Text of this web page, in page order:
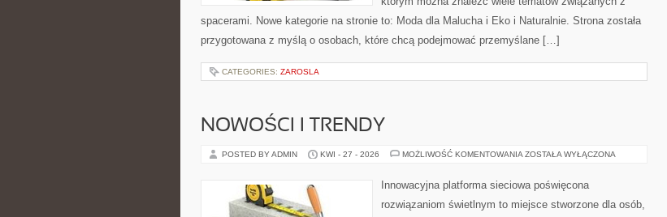
spacerami. Nowe kategorie na stronie to: Moda dla Malucha i Eko i Naturalnie. Strona została
przygotowana z myślą o osobach, które chcą podejmować przemyślane […]
CATEGORIES: ZAROSLA
NOWOŚCI I TRENDY
POSTED BY ADMIN KWI - 27 - 2026 MOŻLIWOŚĆ KOMENTOWANIA NOWOŚCI
ZOSTAŁA WYŁĄCZONA
Innowacyjna platforma sieciowa poświęcona
rozwiązaniom świetlnym to miejsce stworzone dla osób,